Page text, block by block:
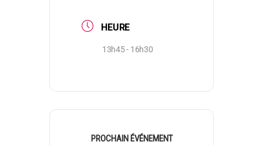
HEURE
13h45 - 16h30
PROCHAIN ÉVÉNEMENT